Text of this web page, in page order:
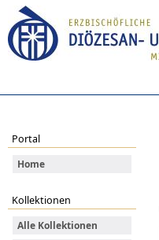
Portal
Home
Kollektionen
Alle Kollektionen